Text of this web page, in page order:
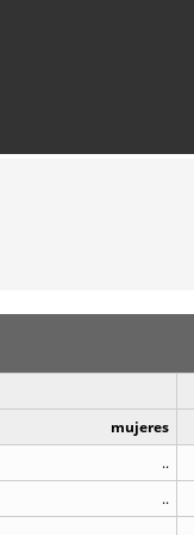
mujeres
..
..